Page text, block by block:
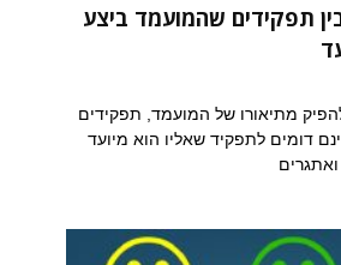
תפקידים שהמועמד ביצע
מתיאורו של המועמד, תפקידים
דומים לתפקיד שאליו הוא מיועד